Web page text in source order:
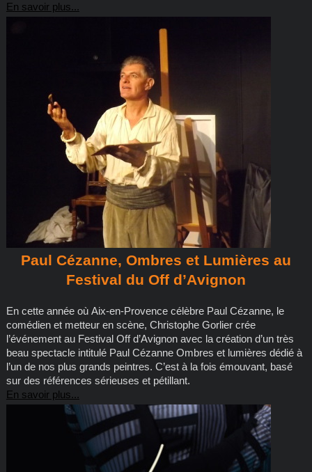
En savoir plus...
Paul Cézanne, Ombres et Lumières au
Festival du Off d’Avignon
En cette année où Aix-en-Provence célèbre Paul Cézanne, le
comédien et metteur en scène, Christophe Gorlier crée
l’événement au Festival Off d’Avignon avec la création d’un très
beau spectacle intitulé Paul Cézanne Ombres et lumières dédié à
l’un de nos plus grands peintres. C’est à la fois émouvant, basé
sur des références sérieuses et pétillant.
En savoir plus...